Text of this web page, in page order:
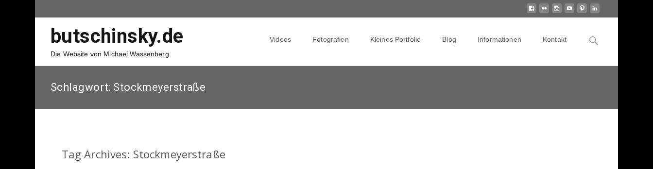
butschinsky.de
Die Website von Michael Wassenberg
Videos Fotografien Kleines Portfolio Blog Informationen Kontakt
Search
Schlagwort: Stockmeyerstraße
Tag Archives: Stockmeyerstraße